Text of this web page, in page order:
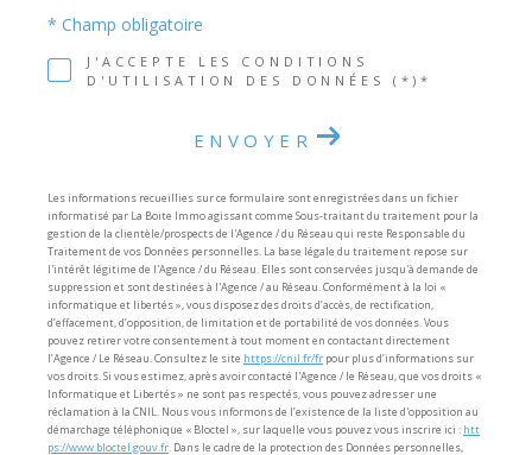
J'ACCEPTE LES CONDITIONS
D'UTILISATION DES DONNÉES (*)*
* Champ obligatoire
ENVOYER
Les informations recueillies sur ce formulaire sont enregistrées dans un fichier
informatisé par La Boite Immo agissant comme Sous-traitant du traitement pour la
gestion de la clientèle/prospects de l'Agence / du Réseau qui reste Responsable du
Traitement de vos Données personnelles. La base légale du traitement repose sur
l'intérêt légitime de l'Agence / du Réseau. Elles sont conservées jusqu'à demande de
suppression et sont destinées à l'Agence / au Réseau. Conformément à la loi «
informatique et libertés », vous disposez des droits d’accès, de rectification,
d’effacement, d’opposition, de limitation et de portabilité de vos données. Vous
pouvez retirer votre consentement à tout moment en contactant directement
l’Agence / Le Réseau. Consultez le site https://cnil.fr/fr pour plus d’informations sur
vos droits. Si vous estimez, après avoir contacté l'Agence / le Réseau, que vos droits «
Informatique et Libertés » ne sont pas respectés, vous pouvez adresser une
réclamation à la CNIL. Nous vous informons de l’existence de la liste d'opposition au
démarchage téléphonique « Bloctel », sur laquelle vous pouvez vous inscrire ici : htt
ps://www.bloctel.gouv.fr. Dans le cadre de la protection des Données personnelles,